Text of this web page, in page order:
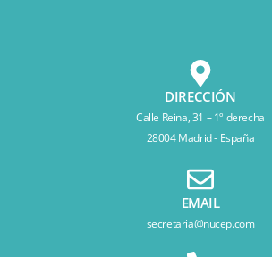
DIRECCIÓN
Calle Reina, 31 – 1º derecha
28004 Madrid - España
EMAIL
secretaria@nucep.com